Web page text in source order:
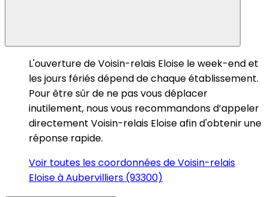
L'ouverture de Voisin-relais Eloise le week-end et
les jours fériés dépend de chaque établissement.
Pour être sûr de ne pas vous déplacer
inutilement, nous vous recommandons d’appeler
directement Voisin-relais Eloise afin d'obtenir une
réponse rapide.
Voir toutes les coordonnées de Voisin-relais
Eloise à Aubervilliers (93300)